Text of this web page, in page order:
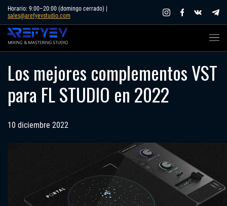
Skip
content
Horario: 9:00–20:00 (domingo cerrado) |
sales@arefyevstudio.com
Los mejores complementos VST
para FL STUDIO en 2022
10 diciembre 2022